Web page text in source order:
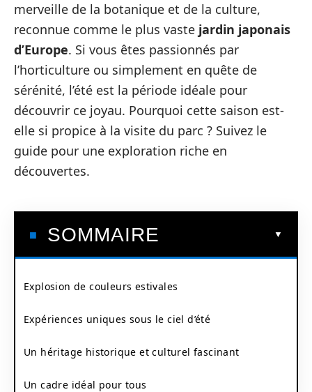
merveille de la botanique et de la culture,
reconnue comme le plus vaste jardin japonais
d’Europe. Si vous êtes passionnés par
l’horticulture ou simplement en quête de
sérénité, l’été est la période idéale pour
découvrir ce joyau. Pourquoi cette saison est-
elle si propice à la visite du parc ? Suivez le
guide pour une exploration riche en
découvertes.
SOMMAIRE
Explosion de couleurs estivales
Expériences uniques sous le ciel d’été
Un héritage historique et culturel fascinant
Un cadre idéal pour tous